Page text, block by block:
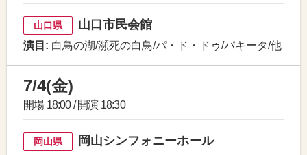
山口県 山口市民会館
演目: 白鳥の湖/瀕死の白鳥/パ・ド・ドゥ/パキータ/他
7/4(金)
開場 18:00 / 開演 18:30
岡山県 岡山シンフォニーホール